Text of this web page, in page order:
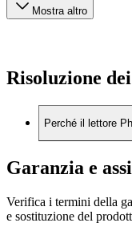
Mostra altro
Risoluzione
Perché il lettore
Garanzia e
Verifica i termini della
e sostituzione del